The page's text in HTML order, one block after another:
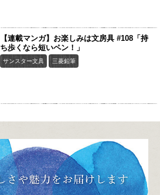
【連載マンガ】お楽しみは文房具 #108「持
ち歩くなら短いペン！」
サンスター文具 三菱鉛筆